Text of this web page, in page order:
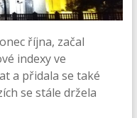
října, začal
indexy ve
a přidala se také
se stále držela